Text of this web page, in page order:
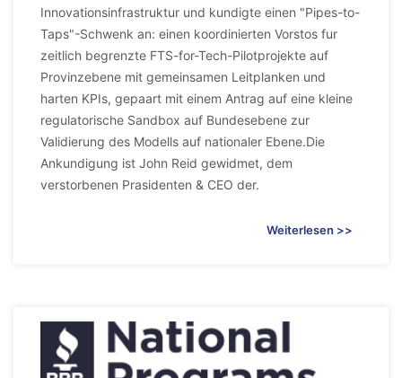
Innovationsinfrastruktur und kundigte einen "Pipes-to-
Taps"-Schwenk an: einen koordinierten Vorstos fur
zeitlich begrenzte FTS-for-Tech-Pilotprojekte auf
Provinzebene mit gemeinsamen Leitplanken und
harten KPIs, gepaart mit einem Antrag auf eine kleine
regulatorische Sandbox auf Bundesebene zur
Validierung des Modells auf nationaler Ebene.Die
Ankundigung ist John Reid gewidmet, dem
verstorbenen Prasidenten & CEO der.
Weiterlesen >>